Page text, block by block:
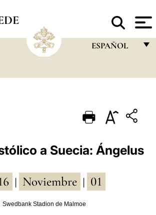
ESPAÑOL
PORTUGUÊS
ESPAÑOL
POLSKI
a Suecia: Ángelus
Noviembre 01
Swedbank Stadion de Malmoe